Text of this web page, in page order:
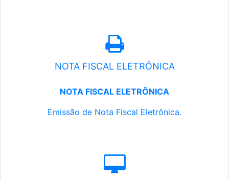
NOTA FISCAL ELETRÔNICA
NOTA FISCAL ELETRÔNICA
Emissão de Nota Fiscal Eletrônica.